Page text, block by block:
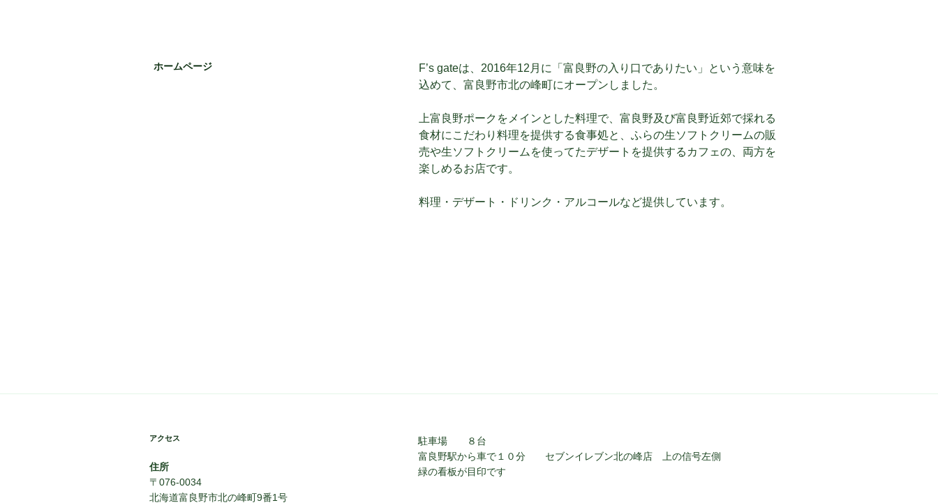
ホームページ
F’s gateは、2016年12月に「富良野の入り口でありたい」という意味を
込めて、富良野市北の峰町にオープンしました。
上富良野ポークをメインとした料理で、富良野及び富良野近郊で採れる
食材にこだわり料理を提供する食事処と、ふらの生ソフトクリームの販
売や生ソフトクリームを使ってたデザートを提供するカフェの、両方を
楽しめるお店です。
料理・デザート・ドリンク・アルコールなど提供しています。
アクセス
住所
〒076-0034
北海道富良野市北の峰町9番1号
駐車場 ８台
富良野駅から車で１０分 セブンイレブン北の峰店 上の信号左側
緑の看板が目印です